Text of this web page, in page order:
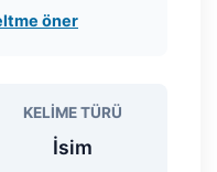
öner
KELIME TÜRÜ
İsim